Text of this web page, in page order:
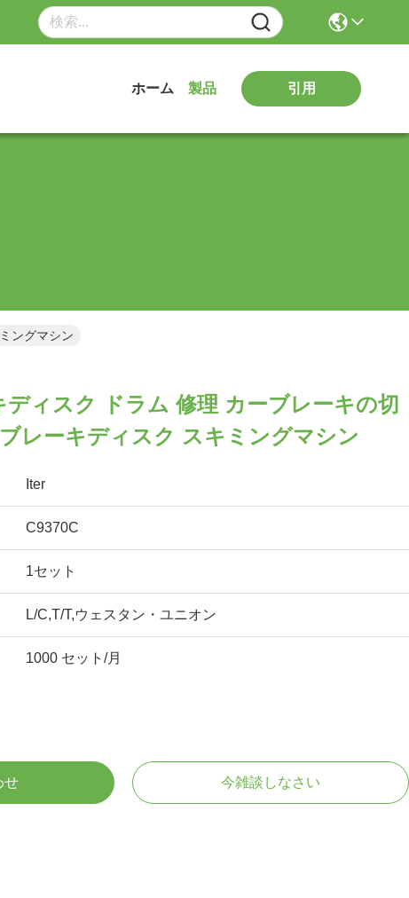
ホーム 製品 引用
ングマシン
ディスク ドラム 修理 カーブレーキの切
レーキディスク スキミングマシン
Iter
C9370C
1セット
L/C,T/T,ウェスタン・ユニオン
1000 セット/月
せ 今雑談しなさい